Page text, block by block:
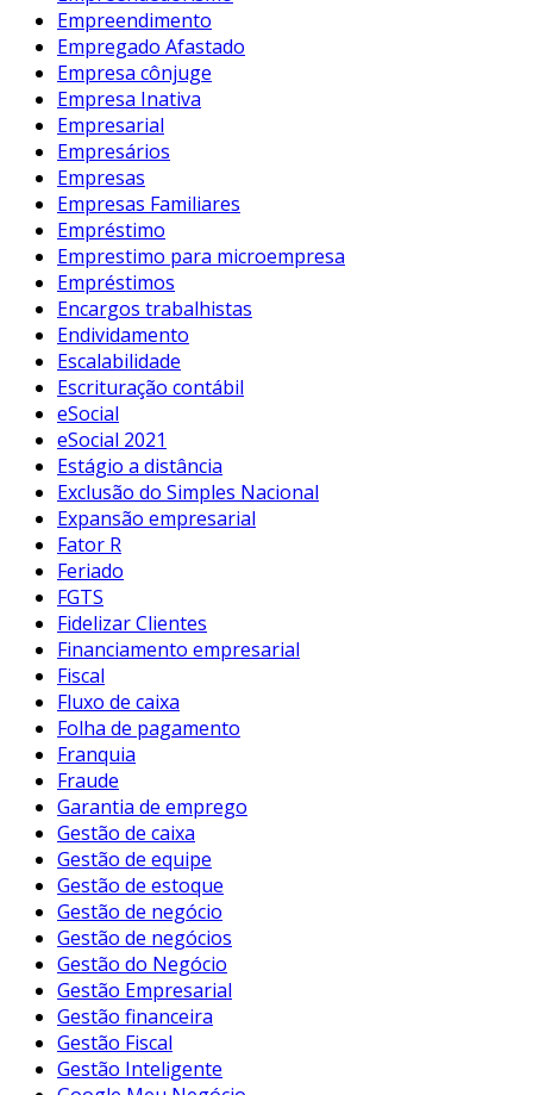
Empreendimento
Empregado Afastado
Empresa cônjuge
Empresa Inativa
Empresarial
Empresários
Empresas
Empresas Familiares
Empréstimo
Emprestimo para microempresa
Empréstimos
Encargos trabalhistas
Endividamento
Escalabilidade
Escrituração contábil
eSocial
eSocial 2021
Estágio a distância
Exclusão do Simples Nacional
Expansão empresarial
Fator R
Feriado
FGTS
Fidelizar Clientes
Financiamento empresarial
Fiscal
Fluxo de caixa
Folha de pagamento
Franquia
Fraude
Garantia de emprego
Gestão de caixa
Gestão de equipe
Gestão de estoque
Gestão de negócio
Gestão de negócios
Gestão do Negócio
Gestão Empresarial
Gestão financeira
Gestão Fiscal
Gestão Inteligente